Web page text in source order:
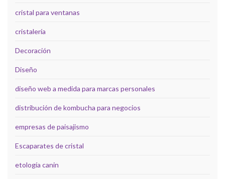
cristal para ventanas
cristalería
Decoración
Diseño
diseño web a medida para marcas personales
distribución de kombucha para negocios
empresas de paisajismo
Escaparates de cristal
etología canin